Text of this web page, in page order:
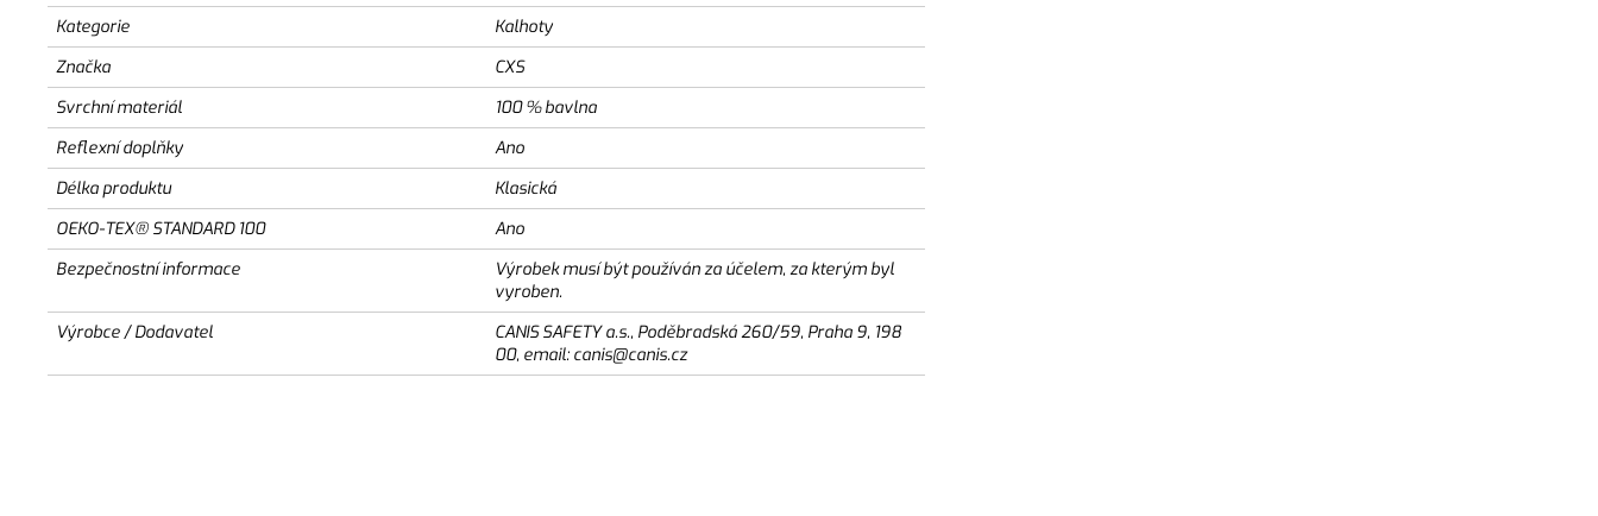
Kategorie
Kalhoty
Značka
CXS
Svrchní materiál
100 % bavlna
Reflexní doplňky
Ano
Délka produktu
Klasická
OEKO-TEX® STANDARD 100
Ano
Bezpečnostní informace
Výrobek musí být používán za účelem, za kterým byl
vyroben.
Výrobce / Dodavatel
CANIS SAFETY a.s., Poděbradská 260/59, Praha 9, 198
00, email: canis@canis.cz